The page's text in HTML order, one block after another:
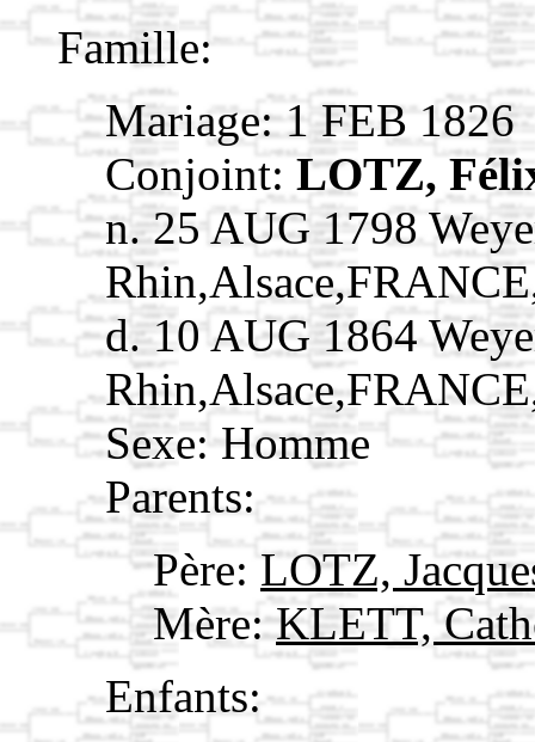
Famille:
Mariage: 1 FEB 1826
Conjoint: LOTZ,
n. 25 AUG 1798
d. 10 AUG 1864
Sexe: Homme
Parents:
Père: LOTZ,
Mère:KLETT,
Enfants: